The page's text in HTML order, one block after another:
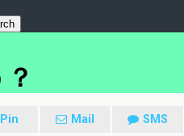
Pin Mail SMS